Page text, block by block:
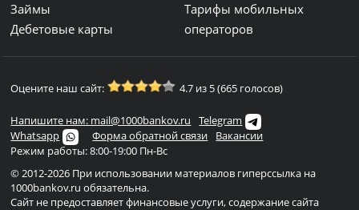
Займы
Дебетовые карты
Тарифы мобильных
операторов
Оцените наш сайт: 4.7 из 5 (665 голосов)
Напишите нам: mail@1000bankov.ru
Telegram
Whatsapp
Форма обратной связи
Вакансии
Режим работы: 8:00-19:00 Пн-Вс
© 2012-2026 При использовании материалов гиперссылка на
1000bankov.ru обязательна.
Сайт не предоставляет финансовые услуги, содержание сайта